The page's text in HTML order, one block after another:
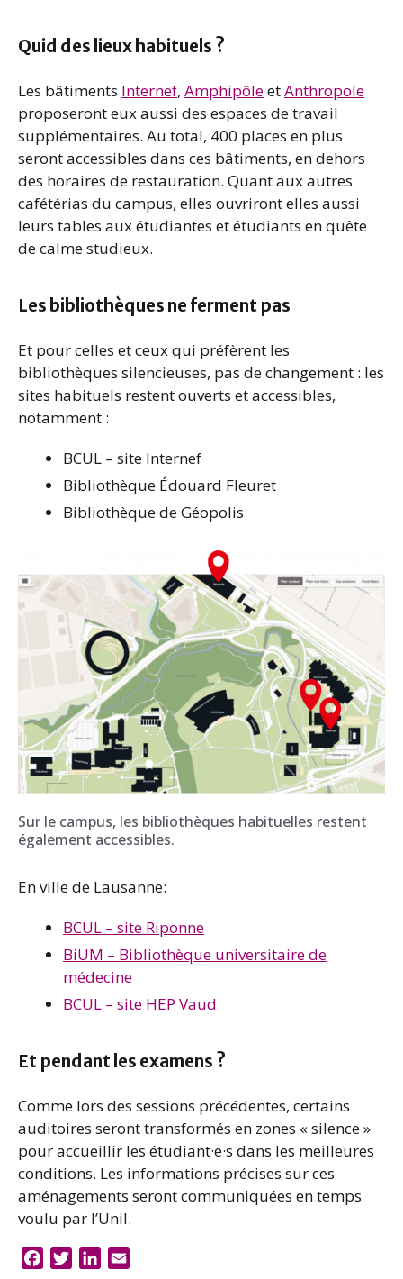
Quid des lieux habituels ?
Les bâtiments Internef, AmphipôleetAnthropole
proposeront eux aussi des espaces de travail
supplémentaires. Au total, 400 places en plus
seront accessibles dans ces bâtiments, en dehors
des horaires de restauration. Quant aux autres
cafétérias du campus, elles ouvriront elles aussi
leurs tables aux étudiantes et étudiants en quête
de calme studieux.
Les bibliothèques ne ferment pas
Et pour celles et ceux qui préfèrent les
bibliothèques silencieuses, pas de changement : les
sites habituels restent ouverts et accessibles,
notamment :
BCUL – site Internef
Bibliothèque Édouard Fleuret
Bibliothèque de Géopolis
Sur le campus, les bibliothèques habituelles restent
également accessibles.
En ville de Lausanne:
BCUL – site Riponne
BiUM – Bibliothèque universitaire de
médecine
BCUL – site HEP Vaud
Et pendant les examens ?
Comme lors des sessions précédentes, certains
auditoires seront transformés en zones « silence »
pour accueillir les étudiant·e·s dans les meilleures
conditions. Les informations précises sur ces
aménagements seront communiquées en temps
voulu par l’Unil.